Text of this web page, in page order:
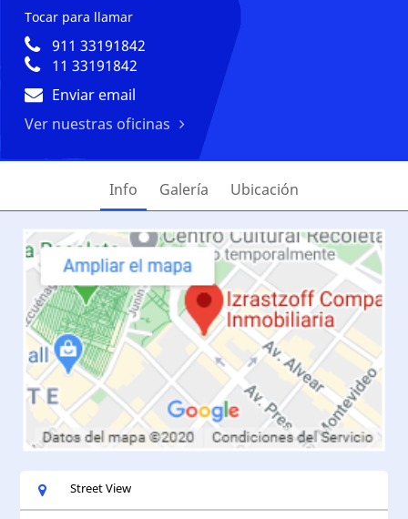
Tocar para llamar
911 33191842
11 33191842
Enviar email
Ver nuestras oficinas
Info Galería Ubicación
Street View